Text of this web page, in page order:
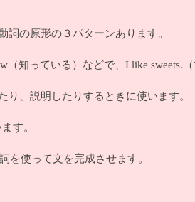
詞の原形の３パターンあります。
知っている）などで、I like sweets.
、説明したりするときに使います。
す。
を使って文を完成させます。